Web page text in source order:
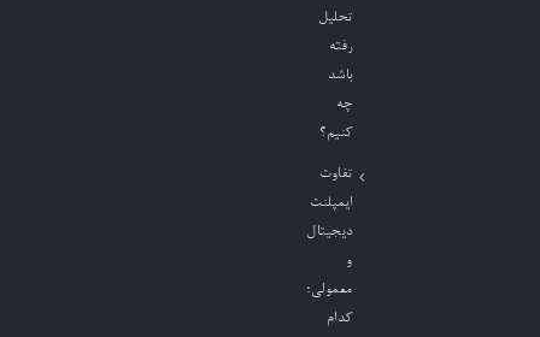
تحلیل
رفته
باشد
چه
کنیم؟
تفاوت
ایمپلنت
دیجیتال
و
معمولی؛
کدام